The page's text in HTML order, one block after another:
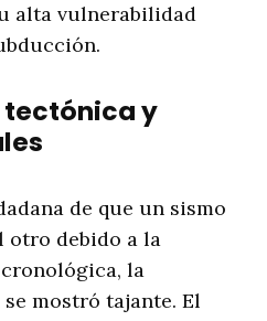
alta vulnerabilidad
y
de que un sismo
otro debido a la
la
mostró tajante. El